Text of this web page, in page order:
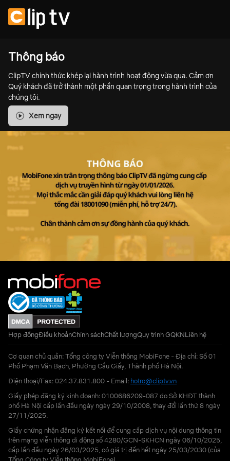
Thông báo
ClipTV chính thức khép lại hành trình hoạt động vừa qua. Cảm ơn
Quý khách đã trở thành một phần quan trọng trong hành trình của
chúng tôi.
Xem ngay
Hợp đồngĐiều khoảnChính sáchChất lượngQuy trình GQKNLiên hệ
Cơ quan chủ quản: Tổng công ty Viễn thông MobiFone - Địa chỉ: Số 01
Phố Phạm Văn Bạch, Phường Cầu Giấy, Thành phố Hà Nội.
Điện thoại/Fax: 024.37.831.800 - Email: hotro@cliptv.vn
Giấy phép đăng ký kinh doanh: 0100686209-087 do Sở KHĐT thành
phố Hà Nội cấp lần đầu ngày ngày 29/10/2008, thay đổi lần thứ 8 ngày
27/11/2025.
Giấy chứng nhận đăng ký kết nối để cung cấp dịch vụ nội dung thông tin
trên mạng viễn thông di động số 4280/GCN-SKHCN ngày 06/10/2025,
cấp lần đầu ngày 26/03/2025, có giá trị đến hết ngày 25/03/2030 (của